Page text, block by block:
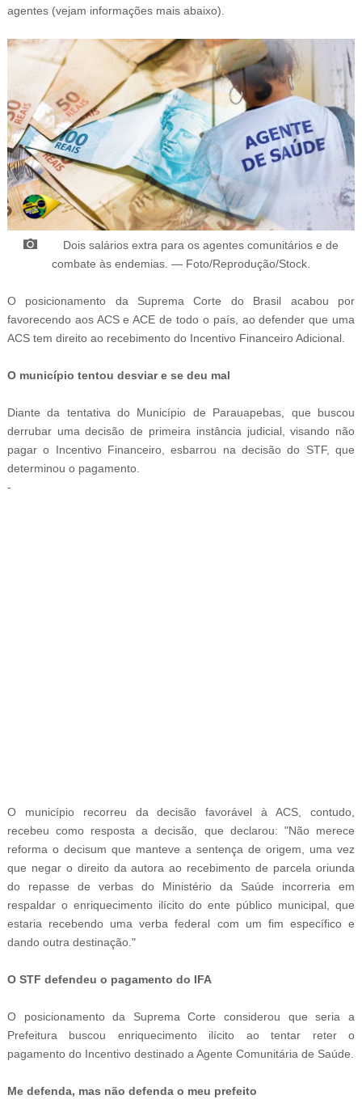
agentes (vejam informações mais abaixo).
Dois salários extra para os agentes comunitários e de
combate às endemias. — Foto/Reprodução/Stock.
O posicionamento da Suprema Corte do Brasil acabou por
favorecendo aos ACS e ACE de todo o país, ao defender que uma
ACS tem direito ao recebimento do Incentivo Financeiro Adicional.
O município tentou desviar e se deu mal
Diante da tentativa do Município de Parauapebas, que buscou
derrubar uma decisão de primeira instância judicial, visando não
pagar o Incentivo Financeiro, esbarrou na decisão do STF, que
determinou o pagamento.
-
O município recorreu da decisão favorável à ACS, contudo,
recebeu como resposta a decisão, que declarou: "Não merece
reforma o decisum que manteve a sentença de origem, uma vez
que negar o direito da autora ao recebimento de parcela oriunda
do repasse de verbas do Ministério da Saúde incorreria em
respaldar o enriquecimento ilícito do ente público municipal, que
estaria recebendo uma verba federal com um fim específico e
dando outra destinação."
O STF defendeu o pagamento do IFA
O posicionamento da Suprema Corte considerou que seria a
Prefeitura buscou enriquecimento ilícito ao tentar reter o
pagamento do Incentivo destinado a Agente Comunitária de Saúde.
Me defenda, mas não defenda o meu prefeito